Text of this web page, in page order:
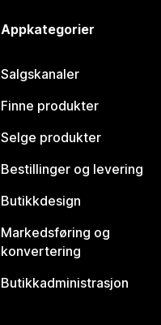
Appkategorier
Salgskanaler
Finne produkter
Selge produkter
Bestillinger og levering
Butikkdesign
Markedsføring og
konvertering
Butikkadministrasjon